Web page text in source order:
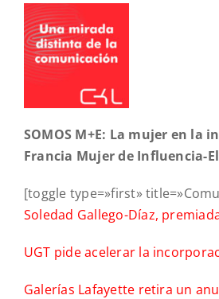
SOMOS M+E: La mujer en la
Francia Mujer de Influencia-
[toggle type=»first»
Soledad Gallego-Díaz,
UGT pide acelerar la
Galerías Lafayette retira un